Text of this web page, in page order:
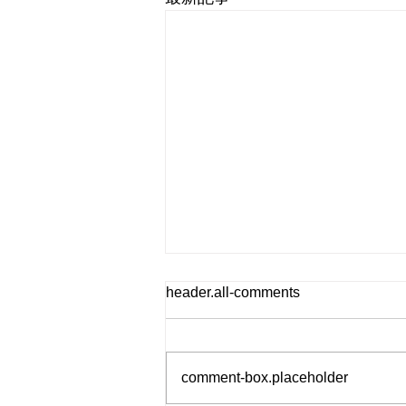
町野川稚鮎放流
header.all-comments
comment-box.placeholder